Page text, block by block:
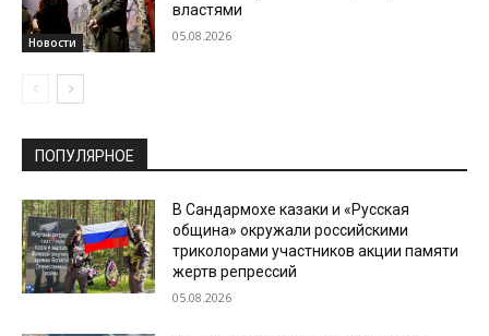
Новости
властями
05.08.2026
ПОПУЛЯРНОЕ
В Сандармохе казаки и «Русская
община» окружали российскими
триколорами участников акции памяти
жертв репрессий
05.08.2026